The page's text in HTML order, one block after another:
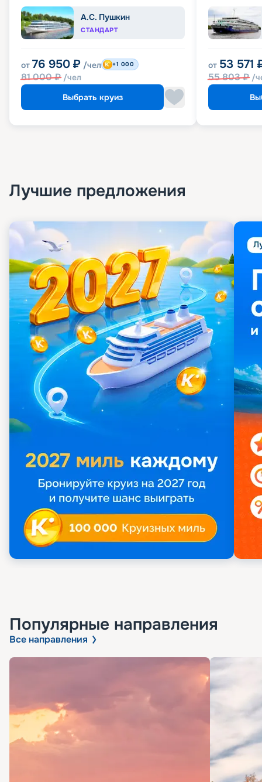
А.С. Пушкин
СТАНДАРТ
от 76 950 ₽ /чел
81 000₽ /чел
+1 000
Выбрать круиз
от 53 571
55 803₽ /
Лучшие предложения
Популярные направления
Все направления